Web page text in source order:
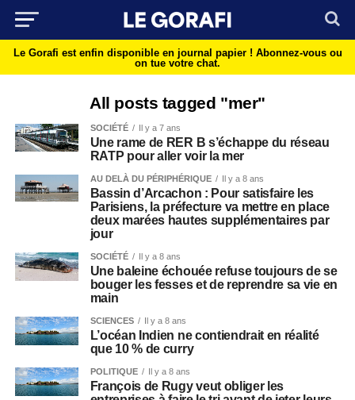
Le Gorafi est enfin disponible en journal papier ! Abonnez-vous ou
on tue votre chat.
All posts tagged "mer"
SOCIÉTÉ Il y a 7 ans
Une rame de RER B s’échappe du réseau
RATP pour aller voir la mer
AU DELÀ DU PÉRIPHÉRIQUE Il y a 8 ans
Bassin d’Arcachon : Pour satisfaire les
Parisiens, la préfecture va mettre en place
deux marées hautes supplémentaires par
jour
SOCIÉTÉ Il y a 8 ans
Une baleine échouée refuse toujours de se
bouger les fesses et de reprendre sa vie en
main
SCIENCES Il y a 8 ans
L’océan Indien ne contiendrait en réalité
que 10 % de curry
POLITIQUE Il y a 8 ans
François de Rugy veut obliger les